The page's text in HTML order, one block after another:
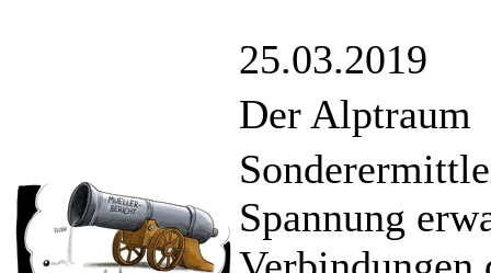
25.03.2019
Der Alptraum
Spannung